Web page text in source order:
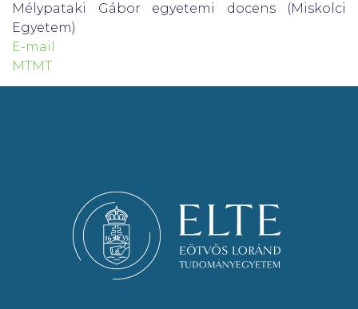
Mélypataki Gábor egyetemi docens (Miskolci
Egyetem)
E-mail
MTMT